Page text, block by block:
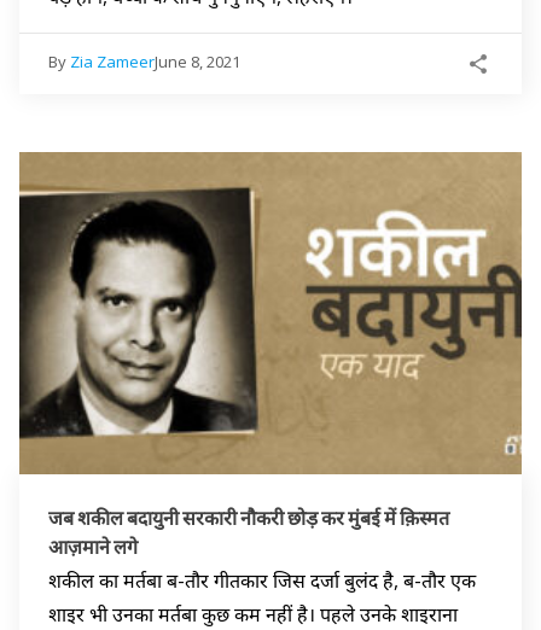
By Zia ZameerJune 8, 2021
जब शकील बदायुनी सरकारी नौकरी छोड़ कर मुंबई में क़िस्मत
आज़माने लगे
शकील का मर्तबा ब-तौर गीतकार जिस दर्जा बुलंद है, ब-तौर एक
शाइर भी उनका मर्तबा कुछ कम नहीं है। पहले उनके शाइराना